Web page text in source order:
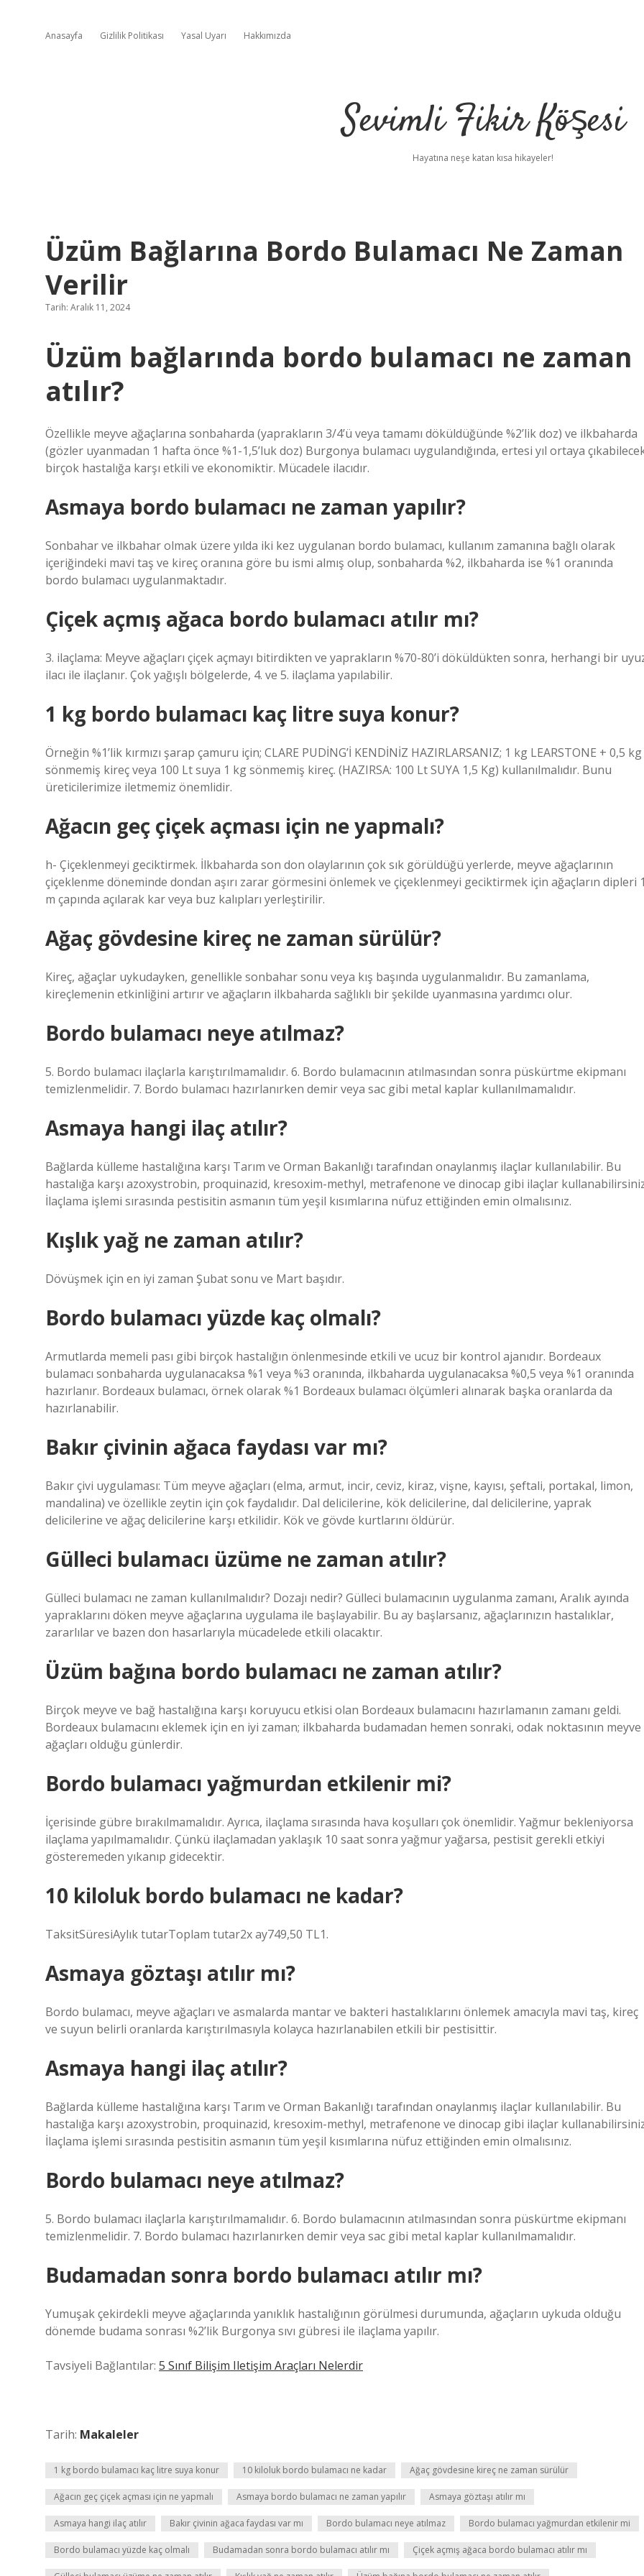
Anasayfa Gizlilik Politikası Yasal Uyarı Hakkımızda
Sevimli Fikir Köşesi
Hayatına neşe katan kısa hikayeler!
Üzüm Bağlarına Bordo Bulamacı Ne Zaman
Verilir
Tarih: Aralık 11, 2024
Üzüm bağlarında bordo bulamacı ne zaman
atılır?
Özellikle meyve ağaçlarına sonbaharda (yaprakların 3/4’ü veya tamamı döküldüğünde %2’lik doz) ve ilkbaharda
(gözler uyanmadan 1 hafta önce %1-1,5’luk doz) Burgonya bulamacı uygulandığında, ertesi yıl ortaya
birçok hastalığa karşı etkili ve ekonomiktir. Mücadele ilacıdır.
Asmaya bordo bulamacı ne zaman yapılır?
Sonbahar ve ilkbahar olmak üzere yılda iki kez uygulanan bordo bulamacı, kullanım zamanına bağlı olarak
içeriğindeki mavi taş ve kireç oranına göre bu ismi almış olup, sonbaharda %2, ilkbaharda ise %1 oranında
bordo bulamacı uygulanmaktadır.
Çiçek açmış ağaca bordo bulamacı atılır mı?
3. ilaçlama: Meyve ağaçları çiçek açmayı bitirdikten ve yaprakların %70-80’i döküldükten sonra, herhangi bir
ilacı ile ilaçlanır. Çok yağışlı bölgelerde, 4. ve 5. ilaçlama yapılabilir.
1 kg bordo bulamacı kaç litre suya konur?
Örneğin %1’lik kırmızı şarap çamuru için; CLARE PUDİNG’İ KENDİNİZ HAZIRLARSANIZ; 1 kg LEARSTONE + 0,5 kg
sönmemiş kireç veya 100 Lt suya 1 kg sönmemiş kireç. (HAZIRSA: 100 Lt SUYA 1,5 Kg) kullanılmalıdır. Bunu
üreticilerimize iletmemiz önemlidir.
Ağacın geç çiçek açması için ne yapmalı?
h- Çiçeklenmeyi geciktirmek. İlkbaharda son don olaylarının çok sık görüldüğü yerlerde, meyve ağaçlarının
çiçeklenme döneminde dondan aşırı zarar görmesini önlemek ve çiçeklenmeyi geciktirmek için ağaçların dipleri 1
m çapında açılarak kar veya buz kalıpları yerleştirilir.
Ağaç gövdesine kireç ne zaman sürülür?
Kireç, ağaçlar uykudayken, genellikle sonbahar sonu veya kış başında uygulanmalıdır. Bu zamanlama,
kireçlemenin etkinliğini artırır ve ağaçların ilkbaharda sağlıklı bir şekilde uyanmasına yardımcı olur.
Bordo bulamacı neye atılmaz?
5. Bordo bulamacı ilaçlarla karıştırılmamalıdır. 6. Bordo bulamacının atılmasından sonra püskürtme ekipmanı
temizlenmelidir. 7. Bordo bulamacı hazırlanırken demir veya sac gibi metal kaplar kullanılmamalıdır.
Asmaya hangi ilaç atılır?
Bağlarda külleme hastalığına karşı Tarım ve Orman Bakanlığı tarafından onaylanmış ilaçlar kullanılabilir. Bu
hastalığa karşı azoxystrobin, proquinazid, kresoxim-methyl, metrafenone ve dinocap gibi ilaçlar
İlaçlama işlemi sırasında pestisitin asmanın tüm yeşil kısımlarına nüfuz ettiğinden emin olmalısınız.
Kışlık yağ ne zaman atılır?
Dövüşmek için en iyi zaman Şubat sonu ve Mart başıdır.
Bordo bulamacı yüzde kaç olmalı?
Armutlarda memeli pası gibi birçok hastalığın önlenmesinde etkili ve ucuz bir kontrol ajanıdır. Bordeaux
bulamacı sonbaharda uygulanacaksa %1 veya %3 oranında, ilkbaharda uygulanacaksa %0,5 veya %1 oranında
hazırlanır. Bordeaux bulamacı, örnek olarak %1 Bordeaux bulamacı ölçümleri alınarak başka oranlarda da
hazırlanabilir.
Bakır çivinin ağaca faydası var mı?
Bakır çivi uygulaması: Tüm meyve ağaçları (elma, armut, incir, ceviz, kiraz, vişne, kayısı, şeftali, portakal, limon,
mandalina) ve özellikle zeytin için çok faydalıdır. Dal delicilerine, kök delicilerine, dal delicilerine, yaprak
delicilerine ve ağaç delicilerine karşı etkilidir. Kök ve gövde kurtlarını öldürür.
Gülleci bulamacı üzüme ne zaman atılır?
Gülleci bulamacı ne zaman kullanılmalıdır? Dozajı nedir? Gülleci bulamacının uygulanma zamanı, Aralık ayında
yapraklarını döken meyve ağaçlarına uygulama ile başlayabilir. Bu ay başlarsanız, ağaçlarınızın hastalıklar,
zararlılar ve bazen don hasarlarıyla mücadelede etkili olacaktır.
Üzüm bağına bordo bulamacı ne zaman atılır?
Birçok meyve ve bağ hastalığına karşı koruyucu etkisi olan Bordeaux bulamacını hazırlamanın zamanı geldi.
Bordeaux bulamacını eklemek için en iyi zaman; ilkbaharda budamadan hemen sonraki, odak noktasının meyve
ağaçları olduğu günlerdir.
Bordo bulamacı yağmurdan etkilenir mi?
İçerisinde gübre bırakılmamalıdır. Ayrıca, ilaçlama sırasında hava koşulları çok önemlidir. Yağmur bekleniyorsa
ilaçlama yapılmamalıdır. Çünkü ilaçlamadan yaklaşık 10 saat sonra yağmur yağarsa, pestisit gerekli etkiyi
gösteremeden yıkanıp gidecektir.
10 kiloluk bordo bulamacı ne kadar?
TaksitSüresiAylık tutarToplam tutar2x ay749,50 TL1.
Asmaya göztaşı atılır mı?
Bordo bulamacı, meyve ağaçları ve asmalarda mantar ve bakteri hastalıklarını önlemek amacıyla mavi taş, kireç
ve suyun belirli oranlarda karıştırılmasıyla kolayca hazırlanabilen etkili bir pestisittir.
Asmaya hangi ilaç atılır?
Bağlarda külleme hastalığına karşı Tarım ve Orman Bakanlığı tarafından onaylanmış ilaçlar kullanılabilir. Bu
hastalığa karşı azoxystrobin, proquinazid, kresoxim-methyl, metrafenone ve dinocap gibi ilaçlar
İlaçlama işlemi sırasında pestisitin asmanın tüm yeşil kısımlarına nüfuz ettiğinden emin olmalısınız.
Bordo bulamacı neye atılmaz?
5. Bordo bulamacı ilaçlarla karıştırılmamalıdır. 6. Bordo bulamacının atılmasından sonra püskürtme ekipmanı
temizlenmelidir. 7. Bordo bulamacı hazırlanırken demir veya sac gibi metal kaplar kullanılmamalıdır.
Budamadan sonra bordo bulamacı atılır mı?
Yumuşak çekirdekli meyve ağaçlarında yanıklık hastalığının görülmesi durumunda, ağaçların uykuda olduğu
dönemde budama sonrası %2’lik Burgonya sıvı gübresi ile ilaçlama yapılır.
Tavsiyeli Bağlantılar: 5 Sınıf Bilişim Iletişim Araçları Nelerdir
Tarih: Makaleler
1 kg bordo bulamacı kaç litre suya konur 10 kiloluk bordo bulamacı ne kadar Ağaç gövdesine kireç ne zaman sürülür
Ağacın geç çiçek açması için ne yapmalı Asmaya bordo bulamacı ne zaman yapılır Asmaya göztaşı atılır mı
Asmaya hangi ilaç atılır Bakır çivinin ağaca faydası var mı Bordo bulamacı neye atılmaz Bordo bulamacı yağmurdan etkilenir mi
Bordo bulamacı yüzde kaç olmalı Budamadan sonra bordo bulamacı atılır mı Çiçek açmış ağaca bordo bulamacı atılır mı